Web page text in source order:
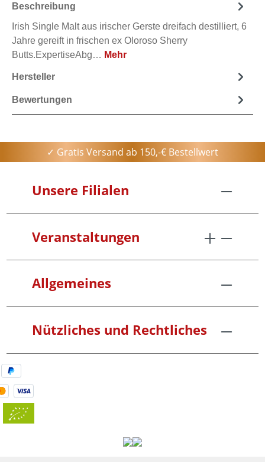
Beschreibung
Irish Single Malt aus irischer Gerste dreifach destilliert, 6
Jahre gereift in frischen ex Oloroso Sherry
Butts.ExpertiseAbg… Mehr
Hersteller
Bewertungen
✓ Gratis Versand ab 150,-€ Bestellwert
Unsere Filialen
Veranstaltungen
Allgemeines
Nützliches und Rechtliches